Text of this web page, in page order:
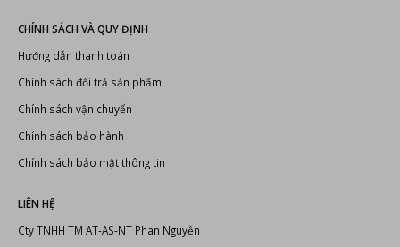
Thiết bị karaoke chuyên nghiệp
Thiết bị âm thanh, ánh sáng
Bonus Audio- Thiết bị karaoke chuyên nghiệp
Thiết bị karaoke
CHÍNH SÁCH VÀ QUY ĐỊNH
Hướng dẫn thanh toán
Chính sách đổi trả sản phẩm
Chính sách vận chuyển